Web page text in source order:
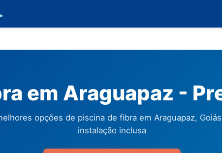
em Araguapaz -
opções de piscina de fibra em Araguapaz,
instalação inclusa